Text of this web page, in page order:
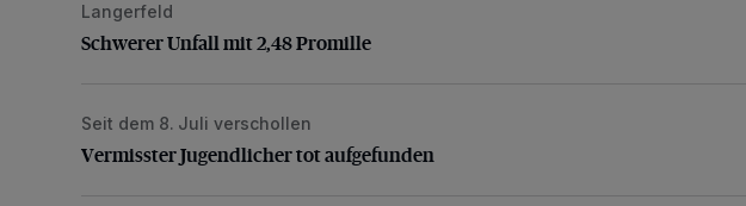
Schwerer Unfall mit 2,48 Promille
Langerfeld
Schwerer Unfall mit 2,48 Promille
Vermisster Jugendlicher tot aufgefunden
Seit dem 8. Juli verschollen
Vermisster Jugendlicher tot aufgefunden